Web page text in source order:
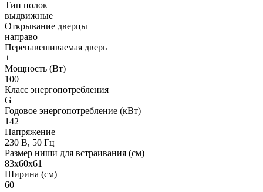
Тип полок
выдвижные
Открывание дверцы
направо
Перенавешиваемая дверь
+
Мощность (Вт)
100
Класс энергопотребления
G
Годовое энергопотребление (кВт)
142
Напряжение
230 В, 50 Гц
Размер ниши для встраивания (см)
83х60х61
Ширина (см)
60